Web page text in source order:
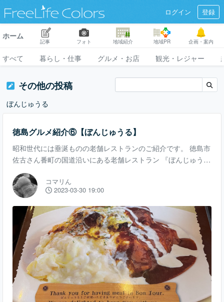
ログイン 登録
ホーム
記事 フォト 地域紹介 地域PR 企画・案内
すべて 暮らし・仕事 グルメ・お店 観光・レジャー
その他の投稿
ぼんじゅうる
徳島グルメ紹介⑥【ぼんじゅうる】
昭和世代には垂涎ものの老舗レストランのご紹介です。 徳島市
佐古さん番町の国道沿いにある老舗レストラン 『ぼんじゅう
る』さんです。 その名の通り洋食屋さんなのですが、オープン
してから30年以上の 老舗レストランです。 店内は広くサラリ
ーマンのランチタイムや女子会、グループの会合 家族連れなど
のでにぎわっています。 うれしいのはそのメニューの豊富さ！
定番ハンバーグからステーキ、和食まで豊富にとり添えていま
す。 休日のランチタイムは待ち時間ができるほどの人気店。
推しどころは何といってもそのボリュー
コマリん
2023-03-30 19:00